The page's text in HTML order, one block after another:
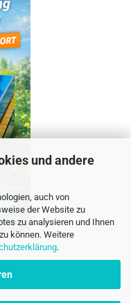
und andere
auch von
der Website zu
zu analysieren und Ihnen
können. Weitere
.